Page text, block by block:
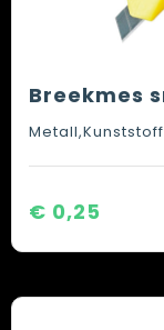
Metall,Kunststoff
€ 0,25